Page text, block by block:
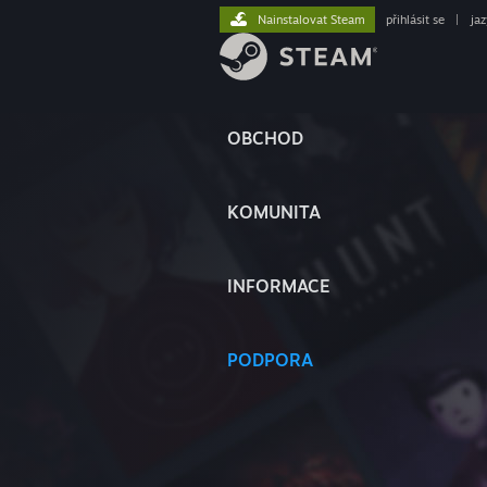
OBCHOD
KOMUNITA
INFORMACE
PODPORA
Nainstalovat Steam přihlásit se